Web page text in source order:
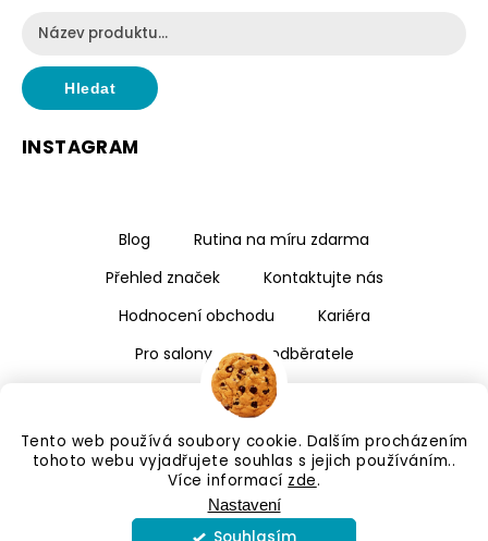
Tento web používá soubory cookie. Dalším procházením
tohoto webu vyjadřujete souhlas s jejich používáním..
Více informací zde.
Nastavení
Hledat
INSTAGRAM
Blog
Rutina na míru zdarma
Přehled značek
Kontaktujte nás
Hodnocení obchodu
Kariéra
Pro salony a velkoodběratele